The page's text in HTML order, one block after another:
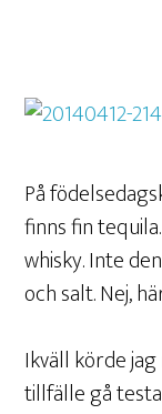
På
finns fin
whisky. Inte
och salt. Nej,
Ikväll körde
tillfälle gå